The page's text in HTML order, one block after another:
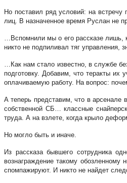
Но поставил ряд условий: на
лиц. В назначенное время Руслан не
…Вспомнили мы о его рассказе лишь,
никто не подпиливал тяг управления,
…Как нам стало известно, в службе
подготовку. Добавим, что теракты их
оплачиваемую работу. На вопрос:
А теперь представим, что в арсенале
собственной СБ… классные
труда. А на взлете, когда крыло
Но могло быть и иначе.
Из рассказа бывшего сотрудника
вознаграждение такому
спомпажируют. И никто не найдет